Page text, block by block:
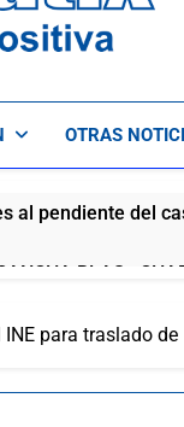
OTRAS
al pendiente del
BLAS
sucia
INE para traslado